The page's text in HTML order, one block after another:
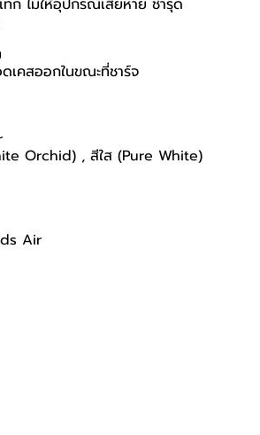
ก ไม่ให้อุปกรณ์เสียหาย ชำรุด
เคสออกในขณะที่ชาร์จ
Orchid) , สีใส (Pure White)
Air